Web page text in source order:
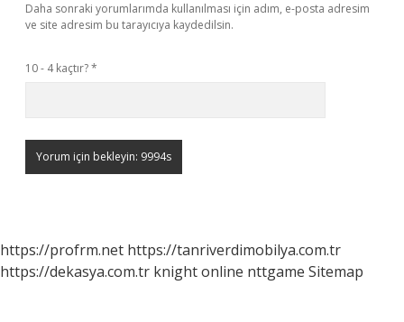
Daha sonraki yorumlarımda kullanılması için adım, e-posta adresim
ve site adresim bu tarayıcıya kaydedilsin.
10 - 4 kaçtır?*
https://profrm.net https://tanriverdimobilya.com.tr
https://dekasya.com.tr knight online nttgame Sitemap